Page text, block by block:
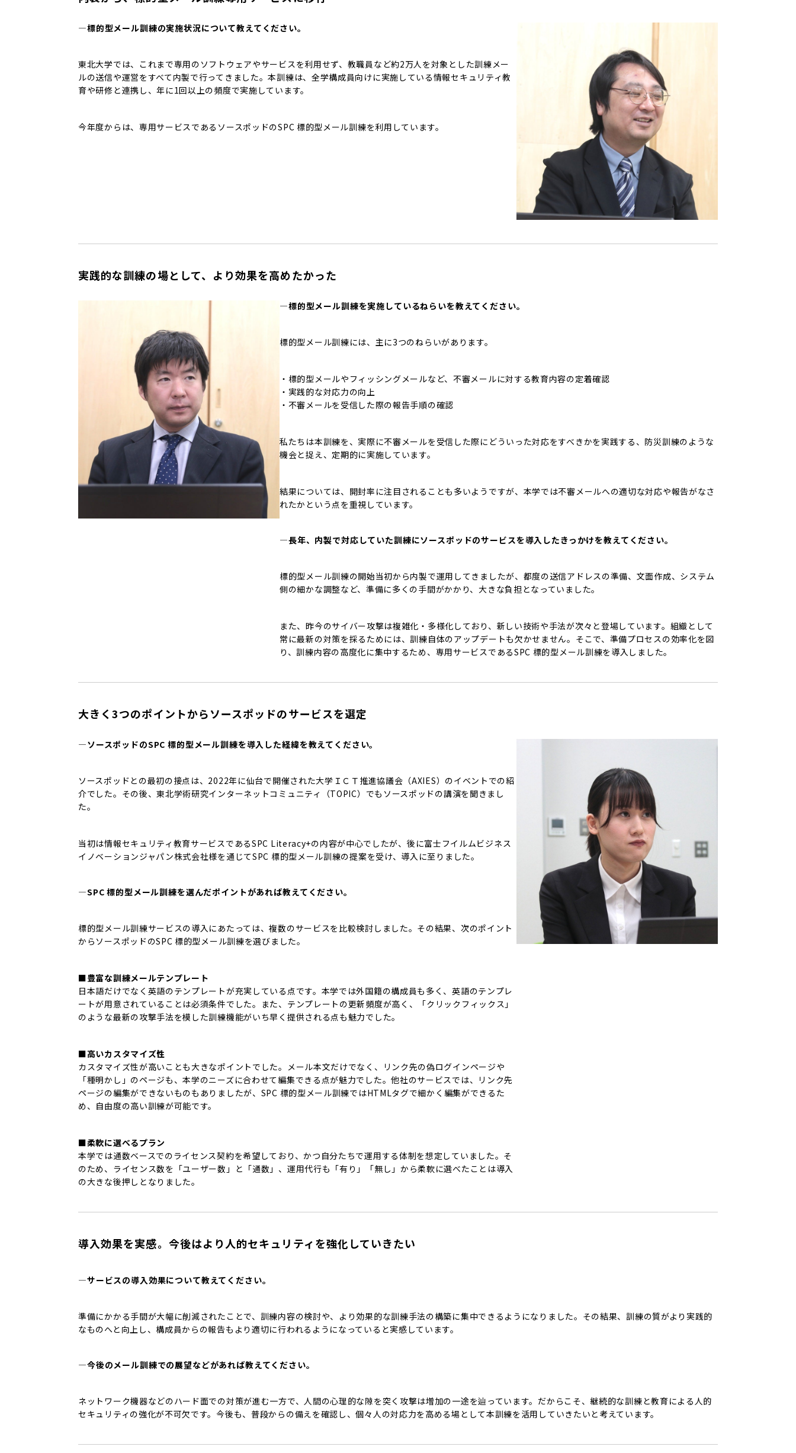
―標的型メール訓練の実施状況について教えてください。
東北大学では、これまで専用のソフトウェアやサービスを利用せず、教職員など約2万人を対象とした訓練メー
ルの送信や運営をすべて内製で行ってきました。本訓練は、全学構成員向けに実施している情報セキュリティ教
育や研修と連携し、年に1回以上の頻度で実施しています。
今年度からは、専用サービスであるソースポッドのSPC 標的型メール訓練を利用しています。
実践的な訓練の場として、より効果を高めたかった
―標的型メール訓練を実施しているねらいを教えてください。
標的型メール訓練には、主に3つのねらいがあります。
・標的型メールやフィッシングメールなど、不審メールに対する教育内容の定着確認
・実践的な対応力の向上
・不審メールを受信した際の報告手順の確認
私たちは本訓練を、実際に不審メールを受信した際にどういった対応をすべきかを実践する、防災訓練のような
機会と捉え、定期的に実施しています。
結果については、開封率に注目されることも多いようですが、本学では不審メールへの適切な対応や報告がなさ
れたかという点を重視しています。
―長年、内製で対応していた訓練にソースポッドのサービスを導入したきっかけを教えてください。
標的型メール訓練の開始当初から内製で運用してきましたが、都度の送信アドレスの準備、文面作成、システム
側の細かな調整など、準備に多くの手間がかかり、大きな負担となっていました。
また、昨今のサイバー攻撃は複雑化・多様化しており、新しい技術や手法が次々と登場しています。組織として
常に最新の対策を採るためには、訓練自体のアップデートも欠かせません。‎そこで、準備プロセスの効率化を図
り、訓練内容の高度化に集中するため、専用サービスであるSPC 標的型メール訓練を導入しました。
大きく3つのポイントからソースポッドのサービスを選定
―ソースポッドのSPC 標的型メール訓練を導入した経緯を教えてください。
ソースポッドとの最初の接点は、2022年に仙台で開催された大学ＩＣＴ推進協議会（AXIES）のイベントでの紹
介でした。その後、東北学術研究インターネットコミュニティ（TOPIC）でもソースポッドの講演を聞きまし
た。‎
当初は情報セキュリティ教育サービスであるSPC Literacy+の内容が中心でしたが、後に富士フイルムビジネス
イノベーションジャパン株式会社様を通じてSPC 標的型メール訓練の提案を受け、導入に至りました。‎
―SPC 標的型メール訓練を選んだポイントがあれば教えてください。
標的型メール訓練サービスの導入にあたっては、複数のサービスを比較検討しました。その結果、次のポイント
からソースポッドのSPC 標的型メール訓練を選びました。
■豊富な訓練メールテンプレート
日本語だけでなく英語のテンプレートが充実している点です。本学では外国籍の構成員も多く、英語のテンプレ
ートが用意されていることは必須条件でした。また、テンプレートの更新頻度が高く、「クリックフィックス」
のような最新の攻撃手法を模した訓練機能がいち早く提供される点も魅力でした。
■高いカスタマイズ性
カスタマイズ性が高いことも大きなポイントでした。メール本文だけでなく、リンク先の偽ログインページや
「種明かし」のページも、本学のニーズに合わせて編集できる点が魅力でした。他社のサービスでは、リンク先
ページの編集ができないものもありましたが、SPC 標的型メール訓練ではHTMLタグで細かく編集ができるた
め、自由度の高い訓練が可能です。
■柔軟に選べるプラン
本学では通数ベースでのライセンス契約を希望しており、かつ自分たちで運用する体制を想定していました。そ
のため、ライセンス数を「ユーザー数」と「通数」、運用代行も「有り」「無し」から柔軟に選べたことは導入
の大きな後押しとなりました。
導入効果を実感。今後はより人的セキュリティを強化していきたい
―サービスの導入効果について教えてください。
準備にかかる手間が大幅に削減されたことで、訓練内容の検討や、より効果的な訓練手法の構築に集中できるようになりました。その結果、訓練の質がより実践的
なものへと向上し、構成員からの報告もより適切に行われるようになっていると実感しています。
―今後のメール訓練での展望などがあれば教えてください。
ネットワーク機器などのハード面での対策が進む一方で、人間の心理的な隙を突く攻撃は増加の一途を辿っています。だからこそ、継続的な訓練と教育による人的
セキュリティの強化が不可欠です。今後も、普段からの備えを確認し、個々人の対応力を高める場として本訓練を活用していきたいと考えています。